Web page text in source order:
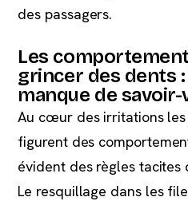
des passagers.
Les
grincer des dents
manque de savoir-
Au cœur des irritations
figurent des
évident des règles tacites
Le resquillage dans les